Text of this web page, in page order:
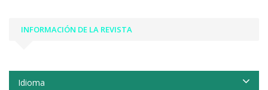
INFORMACIÓN DE LA REVISTA
Idioma